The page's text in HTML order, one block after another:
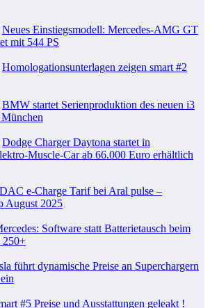
Neues Einstiegsmodell: Mercedes-AMG GT
mit 544 PS
Homologationsunterlagen zeigen smart #2
BMW startet Serienproduktion des neuen i3
Dodge Charger Daytona startet in
Muscle-Car ab 66.000 Euro erhältlich
e-Charge Tarif bei Aral pulse –
August 2025
Software statt Batterietausch beim
führt dynamische Preise an Superchargern
#5 Preise und Ausstattungen geleakt !